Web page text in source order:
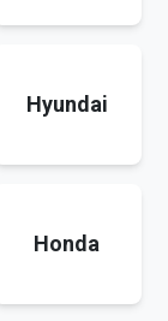
Hyundai
Honda